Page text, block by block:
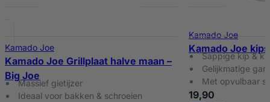
Kamado Joe
Kamado Joe Grillplaat halve maan –
Big Joe
Massief gietijzer
Ideaal voor bakken & schroeien
Kamado Joe
Kamado Joe
Sappige kip &
Gelijkmatige
Met opvulbaar
19,90